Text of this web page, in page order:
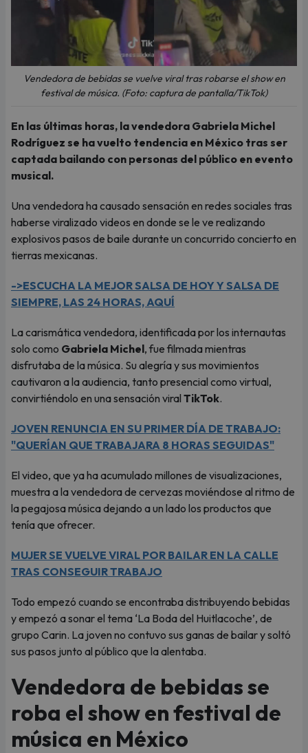
Vendedora de bebidas se vuelve viral tras robarse el show en
festival de música. (Foto: captura de pantalla/TikTok)
En las últimas horas, la vendedora Gabriela Michel
Rodríguez se ha vuelto tendencia en México tras ser
captada bailando con personas del público en evento
musical.
Una vendedora ha causado sensación en redes sociales tras
haberse viralizado videos en donde se le ve realizando
explosivos pasos de baile durante un concurrido concierto en
tierras mexicanas.
->ESCUCHA LA MEJOR SALSA DE HOY Y SALSA DE
SIEMPRE, LAS 24 HORAS, AQUÍ
La carismática vendedora, identificada por los internautas
solo como Gabriela Michel, fue filmada mientras
disfrutaba de la música. Su alegría y sus movimientos
cautivaron a la audiencia, tanto presencial como virtual,
convirtiéndolo en una sensación viral TikTok.
JOVEN RENUNCIA EN SU PRIMER DÍA DE TRABAJO:
"QUERÍAN QUE TRABAJARA 8 HORAS SEGUIDAS"
El video, que ya ha acumulado millones de visualizaciones,
muestra a la vendedora de cervezas moviéndose al ritmo de
la pegajosa música dejando a un lado los productos que
tenía que ofrecer.
MUJER SE VUELVE VIRAL POR BAILAR EN LA CALLE
TRAS CONSEGUIR TRABAJO
Todo empezó cuando se encontraba distribuyendo bebidas
y empezó a sonar el tema ‘La Boda del Huitlacoche’, de
grupo Carin. La joven no contuvo sus ganas de bailar y soltó
sus pasos junto al público que la alentaba.
Vendedora de bebidas se
roba el show en festival de
música en México